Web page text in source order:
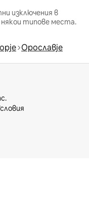
изключения в
някои типове места.
Орославје